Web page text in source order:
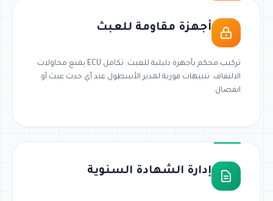
أجهزة مقاومة للعبث
تركيب محكم بأجهزة دليلية للعبث. تكامل ECU يمنع محاولات
الالتفاف. تنبيهات فورية لمدير الأسطول عند أي حدث عبث أو
انفصال.
إدارة الشهادة السنوية